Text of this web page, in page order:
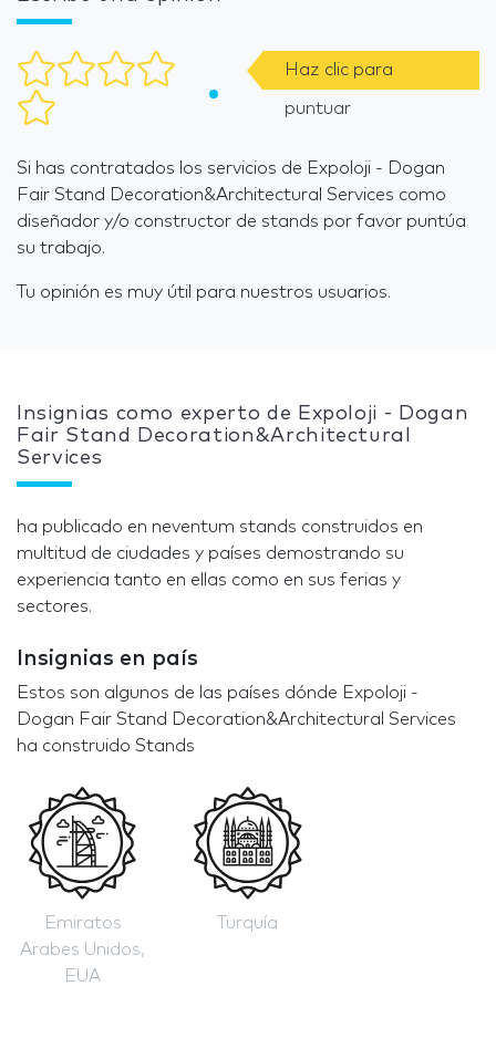
Haz clic para
puntuar
Si has contratados los servicios de Expoloji - Dogan
Fair Stand Decoration&Architectural Services como
diseñador y/o constructor de stands por favor puntúa
su trabajo.
Tu opinión es muy útil para nuestros usuarios.
Insignias como experto de Expoloji - Dogan
Fair Stand Decoration&Architectural
Services
ha publicado en neventum stands construidos en
multitud de ciudades y países demostrando su
experiencia tanto en ellas como en sus ferias y
sectores.
Insignias en país
Estos son algunos de las países dónde Expoloji -
Dogan Fair Stand Decoration&Architectural Services
ha construido Stands
Emiratos
Arabes Unidos,
EUA
Turquía